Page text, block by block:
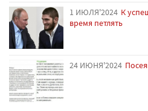
1 ИЮЛЯ'2024 К
время петлять
24 ИЮНЯ'2024